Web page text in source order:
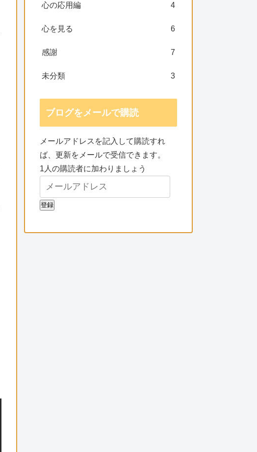
心の応用編 4
心を見る 6
感謝 7
未分類 3
ブログをメールで購読
メールアドレスを記入して購読すれ
ば、更新をメールで受信できます。
1人の購読者に加わりましょう
登録